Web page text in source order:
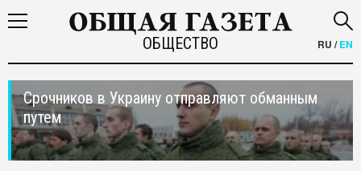
ОБЩЕСТВО RU /EN
Срочников в Украину отправляют обманным
путем